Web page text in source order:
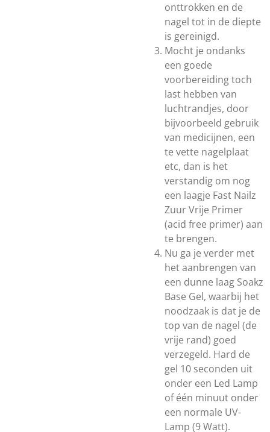
onttrokken en de
nagel tot in de diepte
is gereinigd.
Mocht je ondanks
een goede
voorbereiding toch
last hebben van
luchtrandjes, door
bijvoorbeeld gebruik
van medicijnen, een
te vette nagelplaat
etc, dan is het
verstandig om nog
een laagje Fast Nailz
Zuur Vrije Primer
(acid free primer) aan
te brengen.
Nu ga je verder met
het aanbrengen van
een dunne laag Soakz
Base Gel, waarbij het
noodzaak is dat je de
top van de nagel (de
vrije rand) goed
verzegeld. Hard de
gel 10 seconden uit
onder een Led Lamp
of één minuut onder
een normale UV-
Lamp (9 Watt).